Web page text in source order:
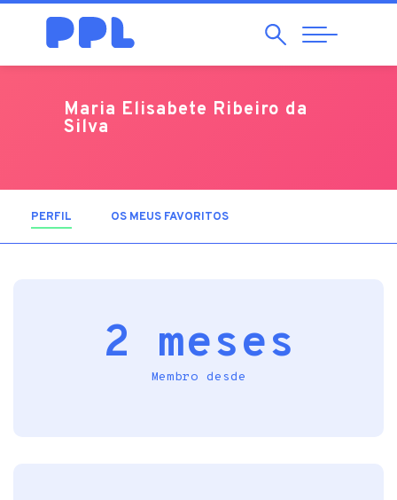
Pesquisar
Abrir
Navegação
Maria Elisabete Ribeiro da
Silva
PERFIL (SEPARADOR ATIVO)
OS MEUS FAVORITOS
2 meses
Membro desde